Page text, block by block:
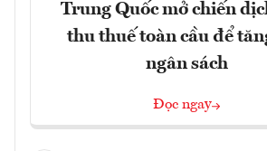
Trung Quốc mở chiến
thu thuế toàn cầu để
ngân sách
Đọc ngay